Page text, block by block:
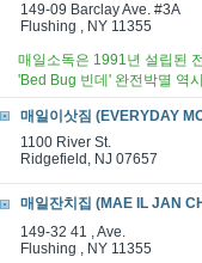
149-09 Barclay Ave. #3A
Flushing , NY 11355
매일소독은 1991년 설립된
'Bed Bug 빈데' 완전박멸 역
매일이삿짐 (EVERYDAY
1100 River St.
Ridgefield, NJ 07657
매일잔치집 (MAE IL JAN
149-32 41 , Ave.
Flushing , NY 11355